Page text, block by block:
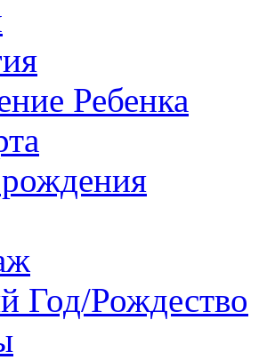
Ребенка
Год/Рождество